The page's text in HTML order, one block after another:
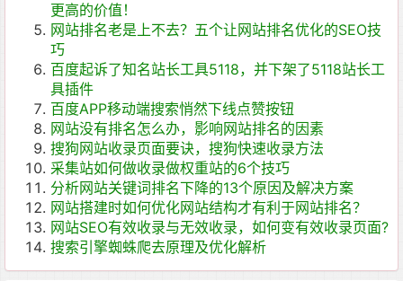
更高的价值！
网站排名老是上不去？五个让网站排名优化的SEO技
巧
百度起诉了知名站长工具5118，并下架了5118站长工
具插件
百度APP移动端搜索悄然下线点赞按钮
网站没有排名怎么办，影响网站排名的因素
搜狗网站收录页面要诀，搜狗快速收录方法
采集站如何做收录做权重站的6个技巧
分析网站关键词排名下降的13个原因及解决方案
网站搭建时如何优化网站结构才有利于网站排名？
网站SEO有效收录与无效收录，如何变有效收录页面?
搜索引擎蜘蛛爬去原理及优化解析